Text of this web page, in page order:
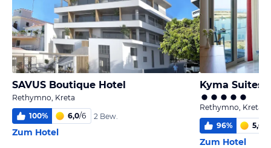
SAVUS Boutique Hotel
Rethymno, Kreta
100% 6,0/6 2 Bew.
Zum Hotel
Kyma Suites
Rethymno, Kreta
96% 5,6
Zum Hotel